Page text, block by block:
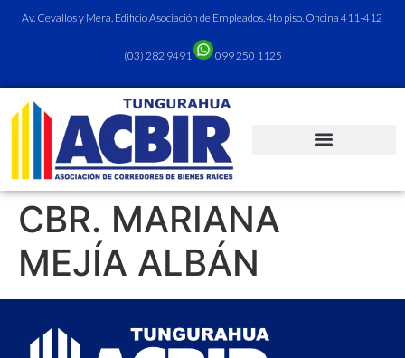
Av. Cevallos y Mera. Edificio Asociación de Empleados. 4to piso. Oficina 411-412
(03) 282 9491 099 250 1125
CBR. MARIANA
MEJÍA ALBÁN